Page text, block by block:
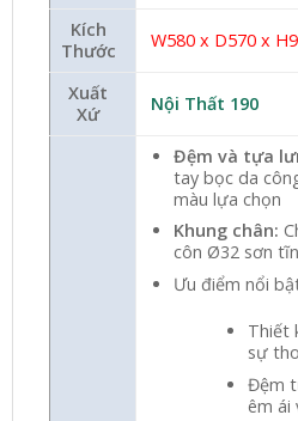
Kích
Thước
W580 x D570 x
Xuất
Xứ
Nội Thất 190
Đệm và tựa
tay bọc da
màu lựa chọn
Khung chân:
côn Ø32 sơn
Ưu điểm nổi
Thiết
sự
Đệm
êm ái